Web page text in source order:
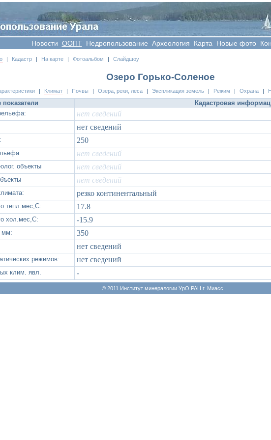
Новости OOПT Недропользование Археология Карта Новые фото
| Кадастр | На карте | Фотоальбом | Слайдшоу
Озеро Горько-Соленое
Климат Почвы Озера, реки, леса Экспликация земель Режим Охрана
Кадастровая
нет сведений
нет сведений
250
нет сведений
объекты нет сведений
нет сведений
резко континентальный
тепл.мес,С: 17.8
хол.мес,С: -15.9
мм: 350
нет сведений
режимов: нет сведений
клим. явл. -
© 2011 Институт минералогии УрО РАН г. Миасс